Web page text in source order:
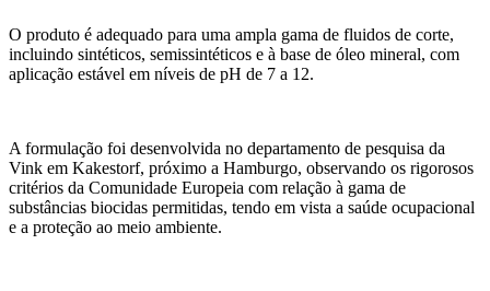
O produto é adequado para uma ampla gama de fluidos de corte,
incluindo sintéticos, semissintéticos e à base de óleo mineral, com
aplicação estável em níveis de pH de 7 a 12.
A formulação foi desenvolvida no departamento de pesquisa da
Vink em Kakestorf, próximo a Hamburgo, observando os rigorosos
critérios da Comunidade Europeia com relação à gama de
substâncias biocidas permitidas, tendo em vista a saúde ocupacional
e a proteção ao meio ambiente.